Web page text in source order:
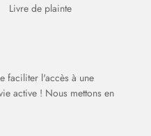
Livre de plainte
faciliter l'accès à une
active ! Nous mettons en